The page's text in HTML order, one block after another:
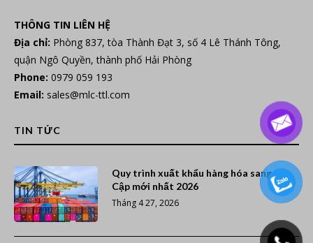
THÔNG TIN LIÊN HỆ
Địa chỉ: Phòng 837, tòa Thành Đạt 3, số 4 Lê Thánh Tông,
quận Ngô Quyền, thành phố Hải Phòng
Phone: 0979 059 193
Email: sales@mlc-ttl.com
TIN TỨC
Quy trình xuất khẩu hàng hóa sang Ai
Cập mới nhất 2026
Tháng 4 27, 2026